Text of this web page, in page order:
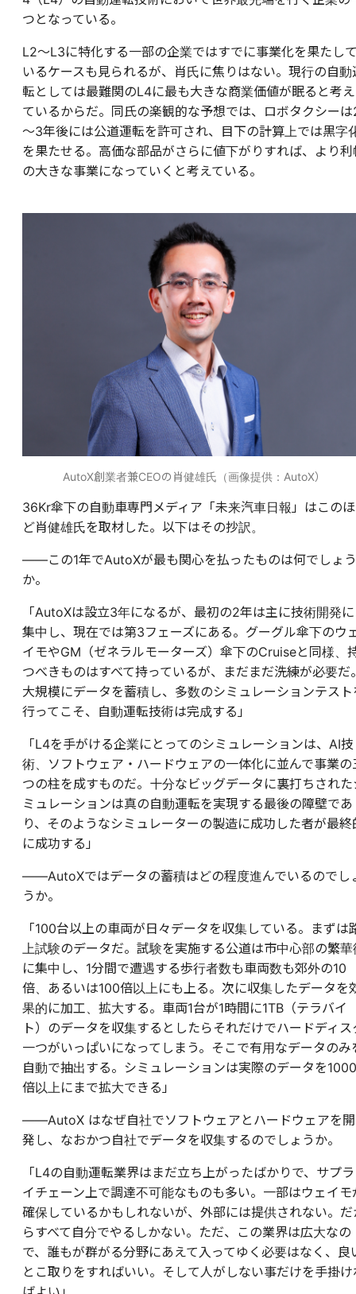
つとなっている。
L2～L3に特化する一部の企業ではすでに事業化を果たし
いるケースも見られるが、肖氏に焦りはない。現行の自動
転としては最難関のL4に最も大きな商業価値が眠ると考え
ているからだ。同氏の楽観的な予想では、ロボタクシー
～3年後には公道運転を許可され、目下の計算上では黒字
を果たせる。高価な部品がさらに値下がりすれば、より利
の大きな事業になっていくと考えている。
AutoX創業者兼CEOの肖健雄氏（画像提供：AutoX）
36Kr傘下の自動車専門メディア「未来汽車日報」はこのほ
ど肖健雄氏を取材した。以下はその抄訳。
――この1年でAutoXが最も関心を払ったものは何でしょう
か。
「AutoXは設立3年になるが、最初の2年は主に技術開発に
集中し、現在では第3フェーズにある。グーグル傘下のウ
イモやGM（ゼネラルモーターズ）傘下のCruiseと同様、
つべきものはすべて持っているが、まだまだ洗練が必要だ
大規模にデータを蓄積し、多数のシミュレーションテスト
行ってこそ、自動運転技術は完成する」
「L4を手がける企業にとってのシミュレーションは、AI技
術、ソフトウェア・ハードウェアの一体化に並んで事業の
つの柱を成すものだ。十分なビッグデータに裏打ちされた
ミュレーションは真の自動運転を実現する最後の障壁であ
り、そのようなシミュレーターの製造に成功した者が最終
に成功する」
――AutoXではデータの蓄積はどの程度進んでいるのでし
うか。
「100台以上の車両が日々データを収集している。まずは
上試験のデータだ。試験を実施する公道は市中心部の繁華
に集中し、1分間で遭遇する歩行者数も車両数も郊外の10
倍、あるいは100倍以上にも上る。次に収集したデータを
果的に加工、拡大する。車両1台が1時間に1TB（テラバイ
ト）のデータを収集するとしたらそれだけでハードディス
一つがいっぱいになってしまう。そこで有用なデータのみ
自動で抽出する。シミュレーションは実際のデータを1000
倍以上にまで拡大できる」
――AutoX はなぜ自社でソフトウェアとハードウェアを開
発し、なおかつ自社でデータを収集するのでしょうか。
「L4の自動運転業界はまだ立ち上がったばかりで、サプラ
イチェーン上で調達不可能なものも多い。一部はウェイモ
確保しているかもしれないが、外部には提供されない。だ
らすべて自分でやるしかない。ただ、この業界は広大なの
で、誰もが群がる分野にあえて入ってゆく必要はなく、良
とこ取りをすればいい。そして人がしない事だけを手掛け